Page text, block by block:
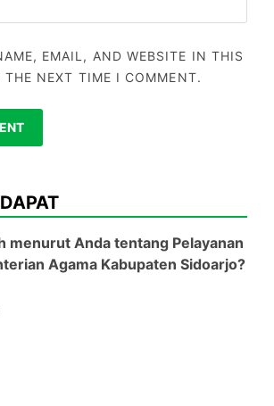
EMAIL, AND WEBSITE IN THIS
THE NEXT TIME I COMMENT.
menurut Anda tentang Pelayanan
Agama Kabupaten Sidoarjo?